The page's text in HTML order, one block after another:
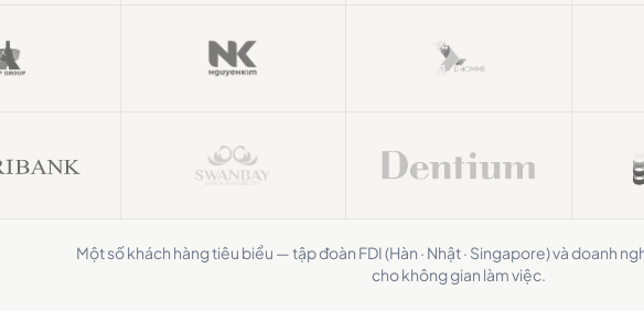
Một số khách hàng tiêu biểu — tập đoàn FDI (Hàn · Nhật · Singapore) và doanh
cho không gian làm việc.